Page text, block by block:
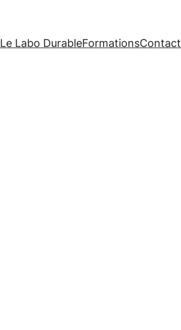
Le Labo DurableFormationsContact